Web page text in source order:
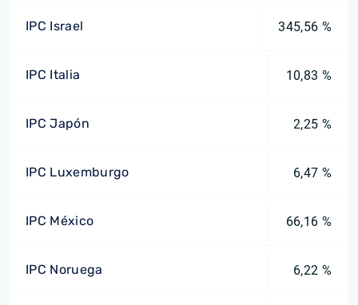
IPC Israel 345,56 %
IPC Italia 10,83 %
IPC Japón 2,25 %
IPC Luxemburgo 6,47 %
IPC México 66,16 %
IPC Noruega 6,22 %